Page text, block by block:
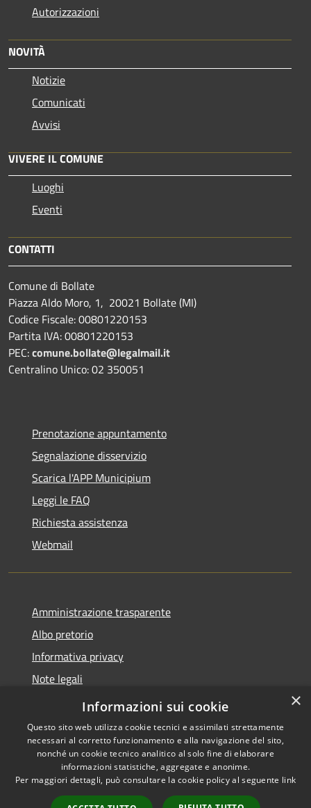
Autorizzazioni
NOVITÀ
Notizie
Comunicati
Avvisi
VIVERE IL COMUNE
Luoghi
Eventi
CONTATTI
Comune di Bollate
Piazza Aldo Moro, 1, 20021 Bollate (MI)
Codice Fiscale: 00801220153
Partita IVA: 00801220153
PEC:comune.bollate@legalmail.it
Centralino Unico: 02 350051
Prenotazione appuntamento
Segnalazione disservizio
Scarica l'APP Municipium
Leggi le FAQ
Richiesta assistenza
Webmail
Amministrazione trasparente
Albo pretorio
Informativa privacy
Note legali
Dichiarazione di accessibilità
Accessibilità
Copyright © 2026 • Comune di
Bollate • Powered by
Municipium• Accesso
×
Informazioni sui cookie
Questo sito web utilizza cookie tecnici e assimilati strettamente
necessari al corretto funzionamento e alla navigazione del sito,
nonché un cookie tecnico analitico al solo fine di elaborare
informazioni statistiche, aggregate e anonime.
Per maggiori dettagli, può consultare la cookie policy al seguente link